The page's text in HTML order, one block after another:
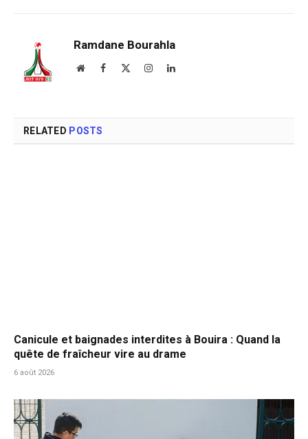
Ramdane Bourahla
WebsiteFacebook InstagramLinkedIn
RELATED POSTS
Canicule et baignades interdites à Bouira : Quand la
quête de fraîcheur vire au drame
6 août 2026